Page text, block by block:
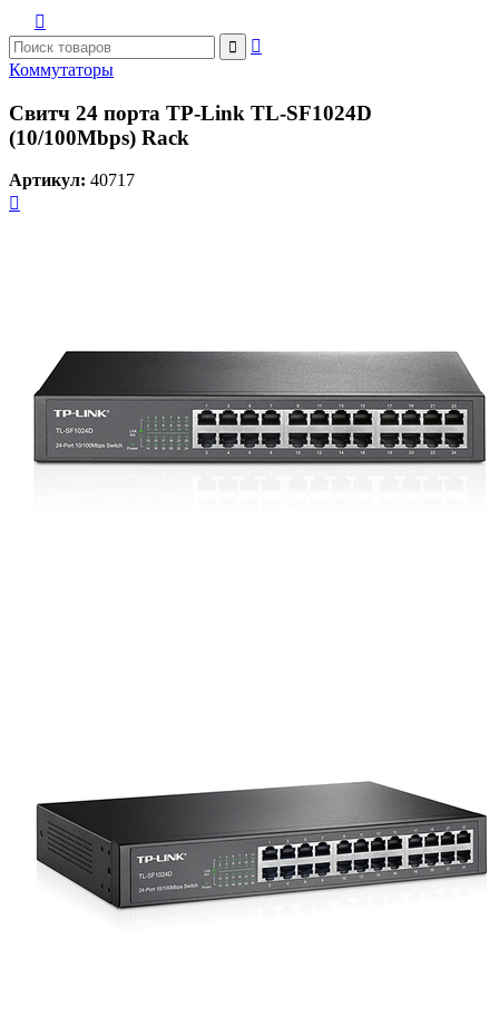



Коммутаторы
Свитч 24 порта TP-Link TL-SF1024D
(10/100Mbps) Rack
Артикул: 40717
